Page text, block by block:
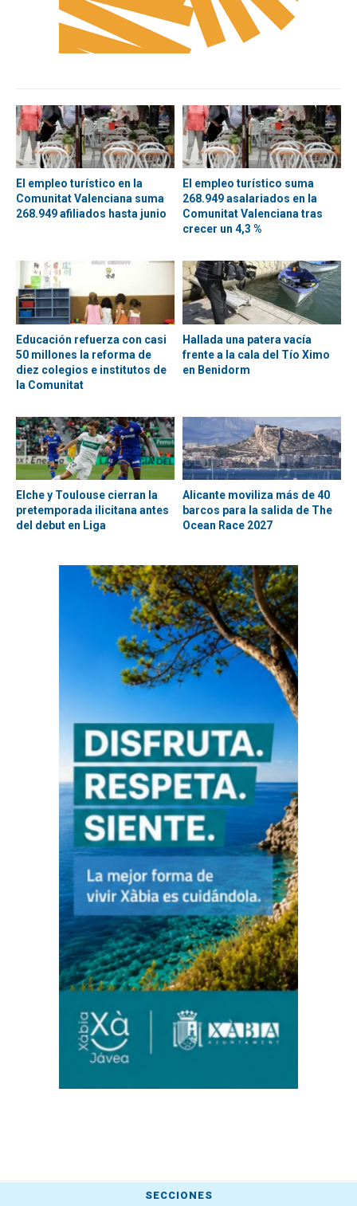
El empleo turístico en la
Comunitat Valenciana suma
268.949 afiliados hasta junio
El empleo turístico suma
268.949 asalariados en la
Comunitat Valenciana tras
crecer un 4,3 %
Educación refuerza con casi
50 millones la reforma de
diez colegios e institutos de
la Comunitat
Hallada una patera vacía
frente a la cala del Tío Ximo
en Benidorm
Elche y Toulouse cierran la
pretemporada ilicitana antes
del debut en Liga
Alicante moviliza más de 40
barcos para la salida de The
Ocean Race 2027
SECCIONES